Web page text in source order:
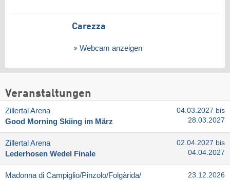
Carezza
Webcam anzeigen
Veranstaltungen
Zillertal Arena
Good Morning Skiing im März
04.03.2027 bis
28.03.2027
Zillertal Arena
Lederhosen Wedel Finale
02.04.2027 bis
04.04.2027
Madonna di Campiglio/​Pinzolo/​Folgàrida/​
23.12.2026